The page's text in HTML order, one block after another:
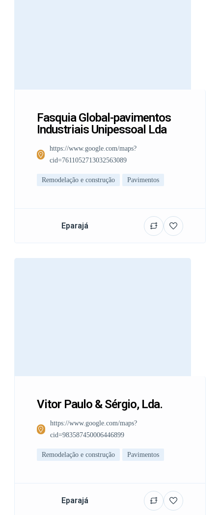
Fasquia Global-pavimentos
Industriais Unipessoal Lda
https://www.google.com/maps?
cid=7611052713032563089
Remodelação e construção Pavimentos
Eparajá
Vitor Paulo & Sérgio, Lda.
https://www.google.com/maps?
cid=983587450006446899
Remodelação e construção Pavimentos
Eparajá